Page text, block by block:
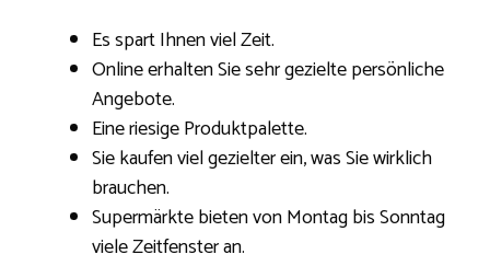
Es spart Ihnen viel Zeit.
Online erhalten Sie sehr gezielte persönliche
Angebote.
Eine riesige Produktpalette.
Sie kaufen viel gezielter ein, was Sie wirklich
brauchen.
Supermärkte bieten von Montag bis Sonntag
viele Zeitfenster an.